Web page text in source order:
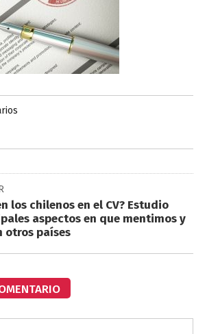
los chilenos en el CV? Estudio
aspectos en que mentimos y
otros países